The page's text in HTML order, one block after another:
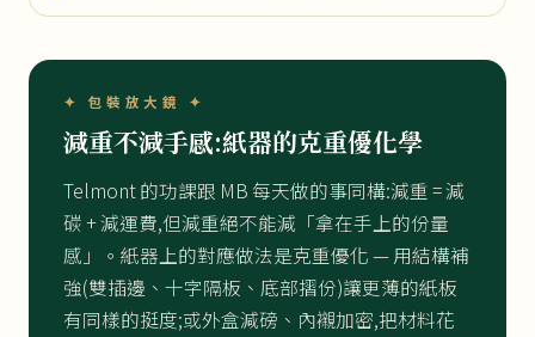
✦ 包裝放大鏡 ✦
減重不減手感:紙器的克重優化學
Telmont 的功課跟 MB 每天做的事同構:減重 = 減
碳 + 減運費,但減重絕不能減「拿在手上的份量
感」。紙器上的對應做法是克重優化 — 用結構補
強(雙插邊、十字隔板、底部摺份)讓更薄的紙板
有同樣的挺度;或外盒減磅、內襯加密,把材料花